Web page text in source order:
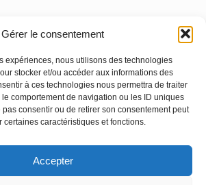
Gérer le consentement
expériences, nous utilisons des technologies
stocker et/ou accéder aux informations des
à ces technologies nous permettra de traiter
comportement de navigation ou les ID uniques
pas consentir ou de retirer son consentement peut
certaines caractéristiques et fonctions.
Accepter
à afficher.
Instagram